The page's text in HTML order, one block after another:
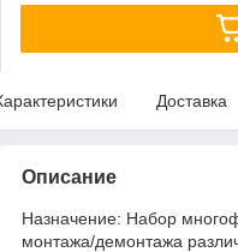
Доставка
Описание
Назначение: Набор
монтажа/демонтажа